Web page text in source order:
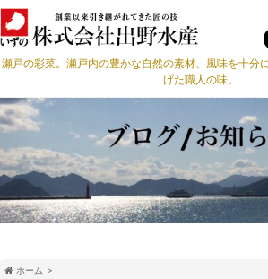
瀬戸の彩菜。瀬戸内の豊かな自然の素材、風味を十分
げた職人の味。
ホーム